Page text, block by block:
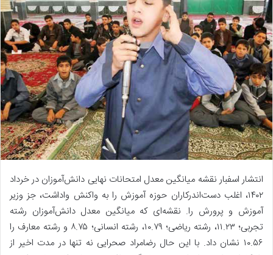
انتشار اسفبار نقشه میانگین معدل امتحانات نهایی دانش‌آموزان در خرداد
۱۴۰۲، اغلب دست‌اندرکاران حوزه آموزش را به واکنش واداشت، جز وزیر
آموزش و پرورش را. نقشه‌ای که میانگین معدل دانش‌آموزان رشته
تجربی؛ ۱۱.۲۳، رشته ریاضی؛ ۱۰.۷۹، رشته انسانی؛ ۸.۷۵ و رشته معارف را
۱۰.۵۶ نشان داد. با این حال رضامراد صحرایی نه تنها در مدت اخیر از